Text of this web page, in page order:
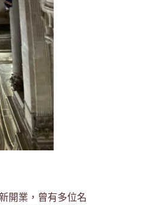
開業，曾有多位名